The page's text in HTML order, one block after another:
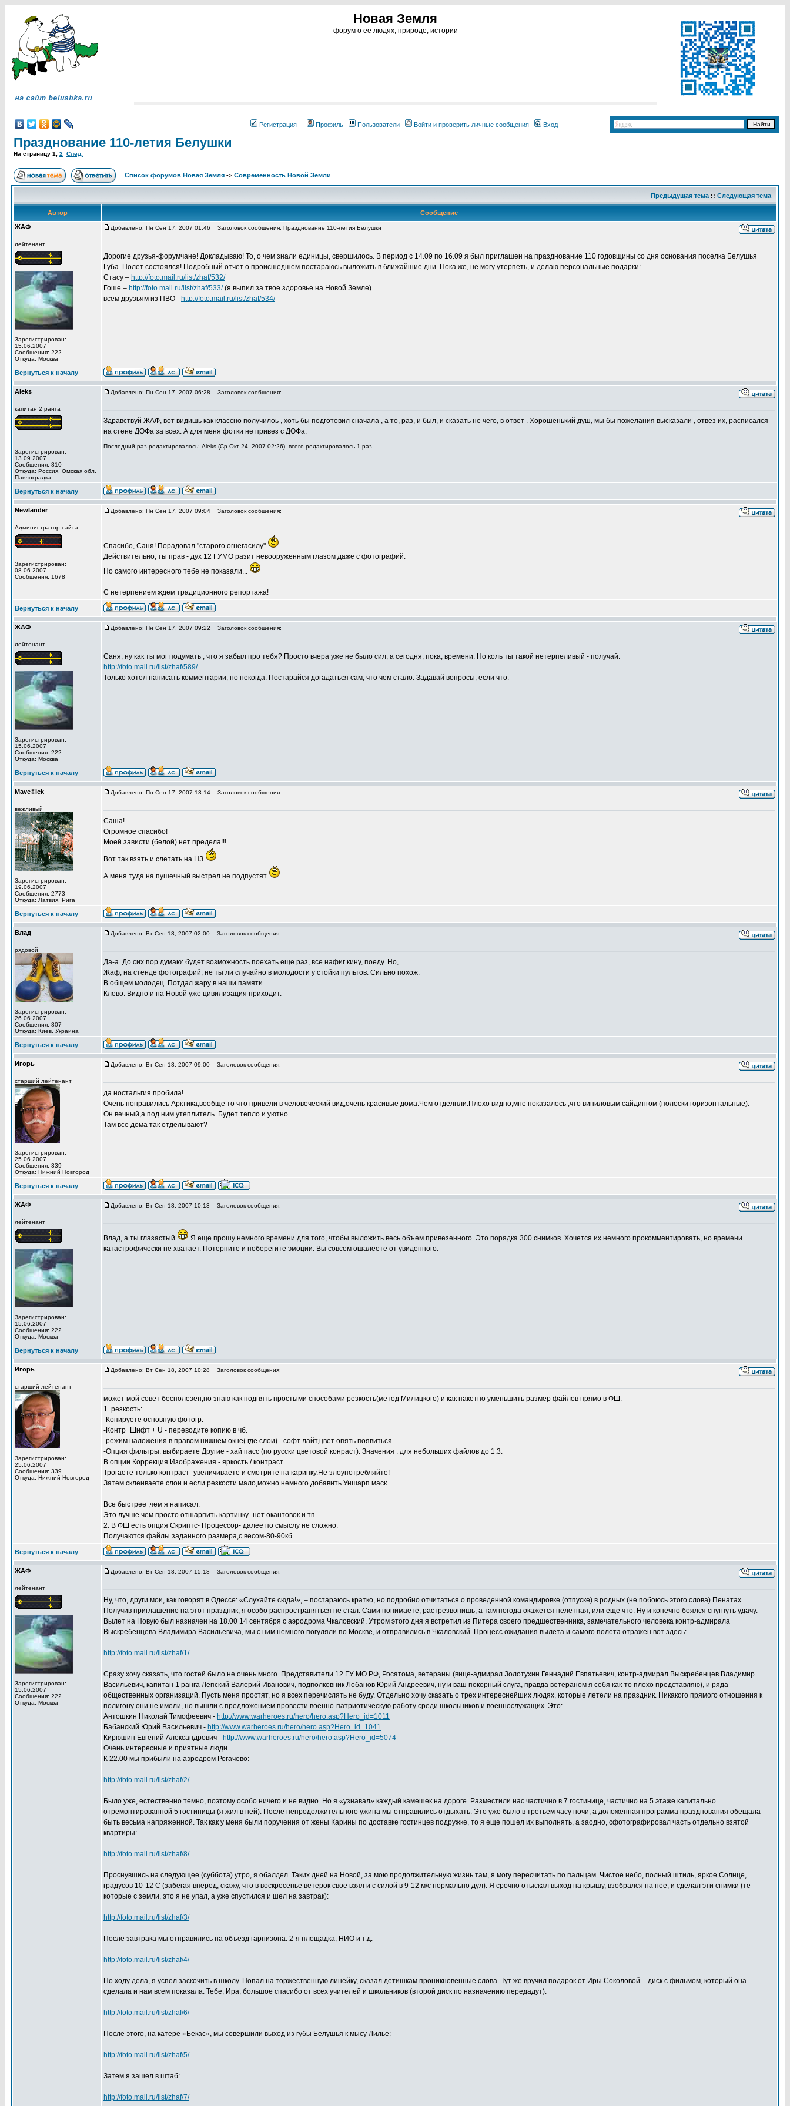
Новая Земля
форум о её людях, природе, истории
Регистрация Профиль Пользователи Войти и проверить личные сообщения Вход
Празднование 110-летия Белушки
На страницу 1 2 След.
Список форумов Новая Земля -> Современность Новой Земли
Предыдущая тема :: Следующая тема
Автор
Сообщение
ЖАФ
лейтенант
Зарегистрирован:
15.06.2007
Сообщения: 222
Откуда: Москва
Добавлено: Пн Сен 17, 2007 01:46 Заголовок сообщения: Празднование 110-летия Белушки
Дорогие друзья-форумчане! Докладываю! То, о чем знали единицы, свершилось. В период с 14.09 по 16.09 я был приглашен на празднование 110 годовщины со дня основания поселка Белушья
Губа. Полет состоялся! Подробный отчет о происшедшем постараюсь выложить в ближайшие дни. Пока же, не могу утерпеть, и делаю персональные подарки:
Стасу – http://foto.mail.ru/list/zhaf/532/
Гоше – http://foto.mail.ru/list/zhaf/533/(я выпил за твое здоровье на Новой Земле)
всем друзьям из ПВО - http://foto.mail.ru/list/zhaf/534/
Вернуться к началу
Aleks
капитан 2 ранга
Зарегистрирован:
13.09.2007
Сообщения: 810
Откуда: Роcсия, Омская обл.
Павлоградка
Добавлено: Пн Сен 17, 2007 06:28 Заголовок сообщения:
Здравствуй ЖАФ, вот видишь как классно получилоь , хоть бы подготовил сначала , а то, раз, и был, и сказать не чего, в ответ . Хорошенький душ, мы бы пожелания высказали , отвез их, расписался
на стене ДОФа за всех. А для меня фотки не привез с ДОФа.
Последний раз редактировалось: Aleks (Ср Окт 24, 2007 02:26), всего редактировалось 1 раз
Вернуться к началу
Newlander
Администратор сайта
Зарегистрирован:
08.06.2007
Сообщения: 1678
Добавлено: Пн Сен 17, 2007 09:04 Заголовок сообщения:
Спасибо, Саня! Порадовал "старого огнегасилу"
Действительно, ты прав - дух 12 ГУМО разит невооруженным глазом даже с фотографий.
Но самого интересного тебе не показали...
С нетерпением ждем традиционного репортажа!
Вернуться к началу
ЖАФ
лейтенант
Зарегистрирован:
15.06.2007
Сообщения: 222
Откуда: Москва
Добавлено: Пн Сен 17, 2007 09:22 Заголовок сообщения:
Саня, ну как ты мог подумать , что я забыл про тебя? Просто вчера уже не было сил, а сегодня, пока, времени. Но коль ты такой нетерпеливый - получай.
http://foto.mail.ru/list/zhaf/589/
Только хотел написать комментарии, но некогда. Постарайся догадаться сам, что чем стало. Задавай вопросы, если что.
Вернуться к началу
Mave®ick
вежливый
Зарегистрирован:
19.06.2007
Сообщения: 2773
Откуда: Латвия, Рига
Добавлено: Пн Сен 17, 2007 13:14 Заголовок сообщения:
Саша!
Огромное спасибо!
Моей зависти (белой) нет предела!!!
Вот так взять и слетать на НЗ
А меня туда на пушечный выстрел не подпустят
Вернуться к началу
Влад
рядовой
Зарегистрирован:
26.06.2007
Сообщения: 807
Откуда: Киев. Украина
Добавлено: Вт Сен 18, 2007 02:00 Заголовок сообщения:
Да-а. До сих пор думаю: будет возможность поехать еще раз, все нафиг кину, поеду. Но,.
Жаф, на стенде фотографий, не ты ли случайно в молодости у стойки пультов. Сильно похож.
В общем молодец. Потдал жару в наши памяти.
Клево. Видно и на Новой уже цивилизация приходит.
Вернуться к началу
Игорь
старший лейтенант
Зарегистрирован:
25.06.2007
Сообщения: 339
Откуда: Нижний Новгород
Добавлено: Вт Сен 18, 2007 09:00 Заголовок сообщения:
да ностальгия пробила!
Очень понравились Арктика,вообще то что привели в человеческий вид,очень красивые дома.Чем отделпли.Плохо видно,мне показалось ,что виниловым сайдингом (полоски горизонтальные).
Он вечный,а под ним утеплитель. Будет тепло и уютно.
Там все дома так отделывают?
Вернуться к началу
ЖАФ
лейтенант
Зарегистрирован:
15.06.2007
Сообщения: 222
Откуда: Москва
Добавлено: Вт Сен 18, 2007 10:13 Заголовок сообщения:
Влад, а ты глазастый
Я еще прошу немного времени для того, чтобы выложить весь объем привезенного. Это порядка 300 снимков. Хочется их немного прокомментировать, но времени
катастрофически не хватает. Потерпите и поберегите эмоции. Вы совсем ошалеете от увиденного.
Вернуться к началу
Игорь
старший лейтенант
Зарегистрирован:
25.06.2007
Сообщения: 339
Откуда: Нижний Новгород
Добавлено: Вт Сен 18, 2007 10:28 Заголовок сообщения:
может мой совет бесполезен,но знаю как поднять простыми способами резкость(метод Милицкого) и как пакетно уменьшить размер файлов прямо в ФШ.
1. резкость:
-Копируете основную фотогр.
-Контр+Шифт + U - переводите копию в чб.
-режим наложения в правом нижнем окне( где слои) - софт лайт,цвет опять появиться.
-Опция фильтры: выбираете Другие - хай пасс (по русски цветовой конраст). Значения : для небольших файлов до 1.3.
В опции Коррекция Изображения - яркость / контраст.
Трогаете только контраст- увеличиваете и смотрите на каринку.Не злоупотребляйте!
Затем склеиваете слои и если резкости мало,можно немного добавить Уншарп маск.
Все быстрее ,чем я написал.
Это лучше чем просто отшарпить картинку- нет окантовок и тп.
2. В ФШ есть опция Скриптс- Процессор- далее по смыслу не сложно:
Получаются файлы заданного размера,с весом-80-90кб
Вернуться к началу
ЖАФ
лейтенант
Зарегистрирован:
15.06.2007
Сообщения: 222
Откуда: Москва
Добавлено: Вт Сен 18, 2007 15:18 Заголовок сообщения:
Ну, что, други мои, как говорят в Одессе: «Слухайте сюда!», – постараюсь кратко, но подробно отчитаться о проведенной командировке (отпуске) в родных (не побоюсь этого слова) Пенатах.
Получив приглашение на этот праздник, я особо распространяться не стал. Сами понимаете, растрезвонишь, а там погода окажется нелетная, или еще что. Ну и конечно боялся спугнуть удачу.
Вылет на Новую был назначен на 18.00 14 сентября с аэродрома Чкаловский. Утром этого дня я встретил из Питера своего предшественника, замечательного человека контр-адмирала
Выскребенцева Владимира Васильевича, мы с ним немного погуляли по Москве, и отправились в Чкаловский. Процесс ожидания вылета и самого полета отражен вот здесь:
http://foto.mail.ru/list/zhaf/1/
Сразу хочу сказать, что гостей было не очень много. Представители 12 ГУ МО РФ, Росатома, ветераны (вице-адмирал Золотухин Геннадий Евпатьевич, контр-адмирал Выскребенцев Владимир
Васильевич, капитан 1 ранга Лепский Валерий Иванович, подполковник Лобанов Юрий Андреевич, ну и ваш покорный слуга, правда ветераном я себя как-то плохо представляю), и ряда
общественных организаций. Пусть меня простят, но я всех перечислять не буду. Отдельно хочу сказать о трех интереснейших людях, которые летели на праздник. Никакого прямого отношения к
полигону они не имели, но вышли с предложением провести военно-патриотическую работу среди школьников и военнослужащих. Это:
Антошкин Николай Тимофеевич - http://www.warheroes.ru/hero/hero.asp?Hero_id=1011
Бабанский Юрий Васильевич - http://www.warheroes.ru/hero/hero.asp?Hero_id=1041
Кирюшин Евгений Александрович - http://www.warheroes.ru/hero/hero.asp?Hero_id=5074
Очень интересные и приятные люди.
К 22.00 мы прибыли на аэродром Рогачево:
http://foto.mail.ru/list/zhaf/2/
Было уже, естественно темно, поэтому особо ничего и не видно. Но я «узнавал» каждый камешек на дороге. Разместили нас частично в 7 гостинице, частично на 5 этаже капитально
отремонтированной 5 гостиницы (я жил в ней). После непродолжительного ужина мы отправились отдыхать. Это уже было в третьем часу ночи, а доложенная программа празднования обещала
быть весьма напряженной. Так как у меня были поручения от жены Карины по доставке гостинцев подружке, то я еще пошел их выполнять, а заодно, сфотографировал часть отдельно взятой
квартиры:
http://foto.mail.ru/list/zhaf/8/
Проснувшись на следующее (суббота) утро, я обалдел. Таких дней на Новой, за мою продолжительную жизнь там, я могу пересчитать по пальцам. Чистое небо, полный штиль, яркое Солнце,
градусов 10-12 С (забегая вперед, скажу, что в воскресенье ветерок свое взял и с силой в 9-12 м/с нормально дул). Я срочно отыскал выход на крышу, взобрался на нее, и сделал эти снимки (те
которые с земли, это я не упал, а уже спустился и шел на завтрак):
http://foto.mail.ru/list/zhaf/3/
После завтрака мы отправились на объезд гарнизона: 2-я площадка, НИО и т.д.
http://foto.mail.ru/list/zhaf/4/
По ходу дела, я успел заскочить в школу. Попал на торжественную линейку, сказал детишкам проникновенные слова. Тут же вручил подарок от Иры Соколовой – диск с фильмом, который она
сделала и нам всем показала. Тебе, Ира, большое спасибо от всех учителей и школьников (второй диск по назначению передадут).
http://foto.mail.ru/list/zhaf/6/
После этого, на катере «Бекас», мы совершили выход из губы Белушья к мысу Лилье:
http://foto.mail.ru/list/zhaf/5/
Затем я зашел в штаб:
http://foto.mail.ru/list/zhaf/7/